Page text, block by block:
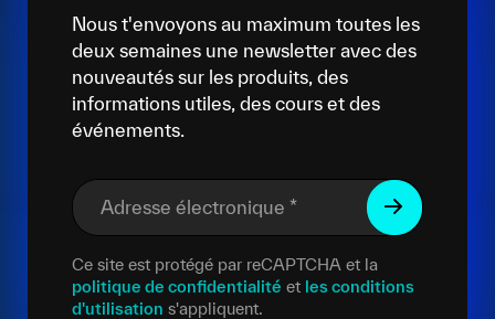
Nous t'envoyons au maximum toutes les
deux semaines une newsletter avec des
nouveautés sur les produits, des
informations utiles, des cours et des
événements.
Adresse électronique *
Ce site est protégé par reCAPTCHA et la
politique de confidentialité et les conditions
d'utilisation s'appliquent.